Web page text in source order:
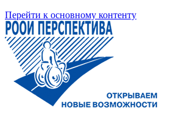
Перейти к основному контенту